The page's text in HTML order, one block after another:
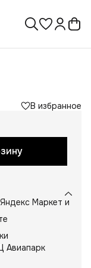
В избранное
Маркет и
Авиапарк